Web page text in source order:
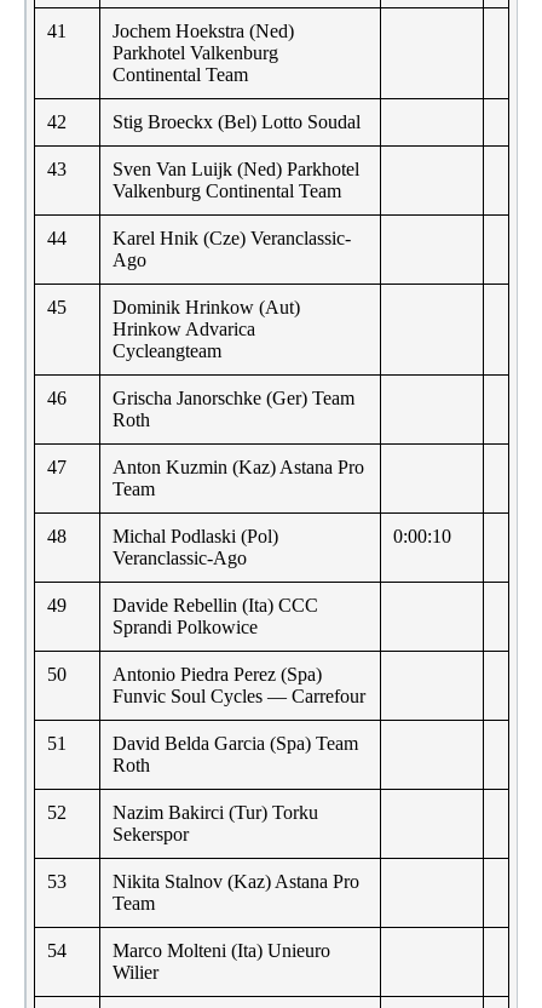
41
Jochem Hoekstra (Ned)
Parkhotel Valkenburg
Continental Team
42 Stig Broeckx (Bel) Lotto Soudal
43
Sven Van Luijk (Ned) Parkhotel
Valkenburg Continental Team
44
Karel Hnik (Cze) Veranclassic-
Ago
45
Dominik Hrinkow (Aut)
Hrinkow Advarica
Cycleangteam
46
Grischa Janorschke (Ger) Team
Roth
47
Anton Kuzmin (Kaz) Astana Pro
Team
48
Michal Podlaski (Pol)
Veranclassic-Ago
0:00:10
49
Davide Rebellin (Ita) CCC
Sprandi Polkowice
50
Antonio Piedra Perez (Spa)
Funvic Soul Cycles — Carrefour
51
David Belda Garcia (Spa) Team
Roth
52
Nazim Bakirci (Tur) Torku
Sekerspor
53
Nikita Stalnov (Kaz) Astana Pro
Team
54
Marco Molteni (Ita) Unieuro
Wilier